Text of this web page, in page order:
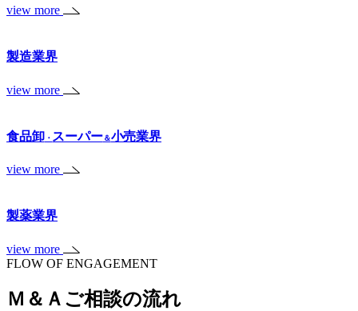
view more
製造業界
view more
食品卸・ スーパー＆小売業界
view more
製薬業界
view more
FLOW OF ENGAGEMENT
Ｍ＆Ａご相談の流れ